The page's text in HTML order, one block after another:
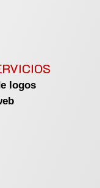
logos